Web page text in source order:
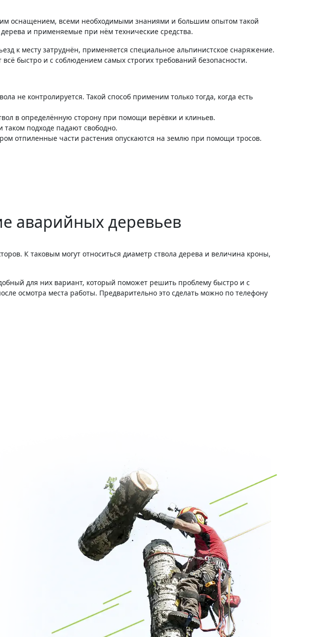
оснащением, всеми необходимыми знаниями и большим опытом такой
и применяемые при нём технические средства.
к месту затруднён, применяется специальное альпинистское снаряжение.
быстро и с соблюдением самых строгих требований безопасности.
не контролируется. Такой способ применим только тогда, когда есть
в определённую сторону при помощи верёвки и клиньев.
подходе падают свободно.
отпиленные части растения опускаются на землю при помощи тросов.
аварийных деревьев
К таковым могут относиться диаметр ствола дерева и величина кроны,
для них вариант, который поможет решить проблему быстро и с
осмотра места работы. Предварительно это сделать можно по телефону